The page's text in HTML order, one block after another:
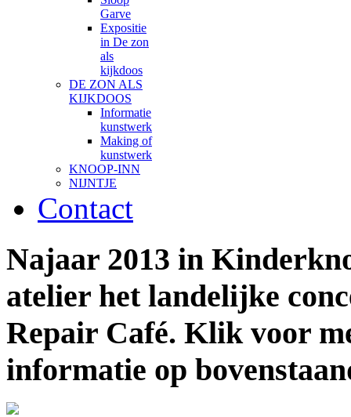
Garve
Expositie
in De zon
als
kijkdoos
DE ZON ALS
KIJKDOOS
Informatie
kunstwerk
Making of
kunstwerk
KNOOP-INN
NIJNTJE
Contact
Najaar 2013 in
atelier het landelijke
Repair Café. Klik voor
informatie op